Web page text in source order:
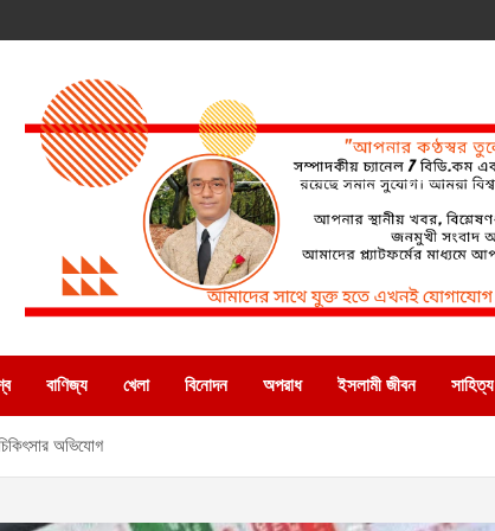
বাণিজ্য খেলা বিনোদন অপরাধ ইসলামী জীবন সাহিত্য
অভিযোগ